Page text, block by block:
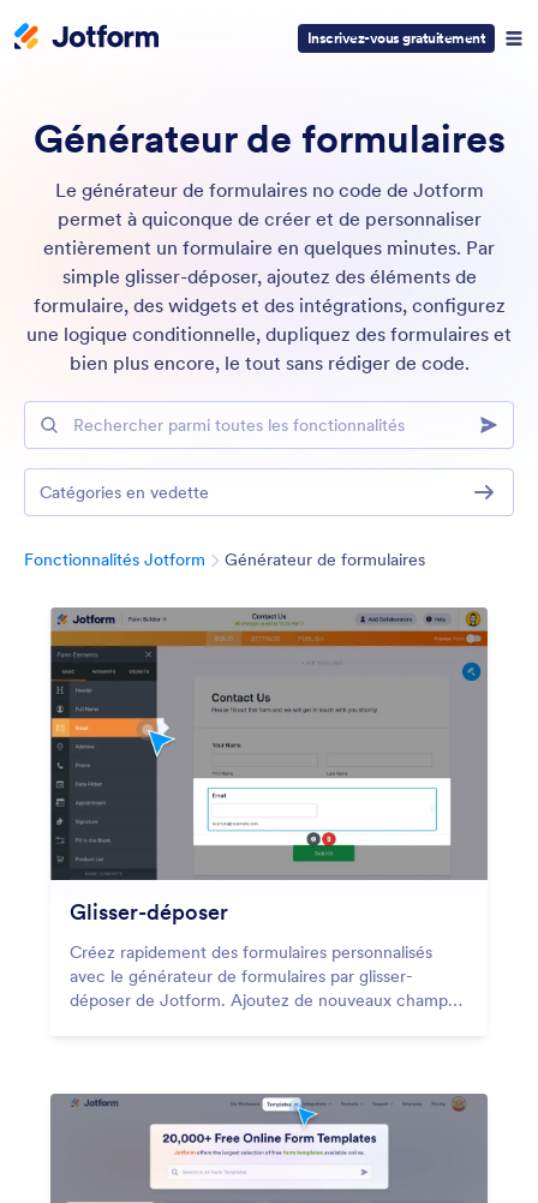
Inscrivez-vous gratuitement
Générateur de formulaires
Le générateur de formulaires no code de Jotform
permet à quiconque de créer et de personnaliser
entièrement un formulaire en quelques minutes. Par
simple glisser-déposer, ajoutez des éléments de
formulaire, des widgets et des intégrations, configurez
une logique conditionnelle, dupliquez des formulaires et
bien plus encore, le tout sans rédiger de code.
Rechercher parmi toutes les fonctionnalités
Fonctionnalités Jotform Générateur de formulairesCatégorie
Glisser-déposer
Créez rapidement des formulaires personnalisés
avec le générateur de formulaires par glisser-
déposer de Jotform. Ajoutez de nouveaux champs
Catégories en vedette